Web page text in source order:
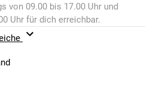
von 09.00 bis 17.00 Uhr und
Uhr für dich erreichbar.